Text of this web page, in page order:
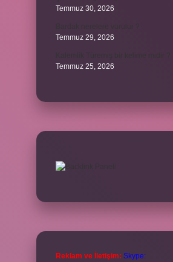
Temmuz 30, 2026
Temmuz 29, 2026
Temmuz 25, 2026
Reklam ve İletişim: Skype: